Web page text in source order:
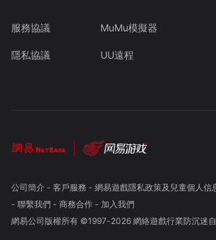
服務協議
隱私協議
MuMu模擬器
UU遠程
公司簡介- 客戶服務 - 網易遊戲隱私政策及兒童個人信
- 聯繫我們- 商務合作- 加入我們
網易公司版權所有 ©1997-2026 網絡遊戲行業防沉迷